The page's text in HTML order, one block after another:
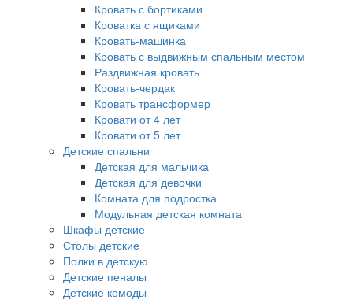
Кровать с бортиками
Кроватка с ящиками
Кровать-машинка
Кровать с выдвижным спальным местом
Раздвижная кровать
Кровать-чердак
Кровать трансформер
Кровати от 4 лет
Кровати от 5 лет
Детские спальни
Детская для мальчика
Детская для девочки
Комната для подростка
Модульная детская комната
Шкафы детские
Столы детские
Полки в детскую
Детские пеналы
Детские комоды